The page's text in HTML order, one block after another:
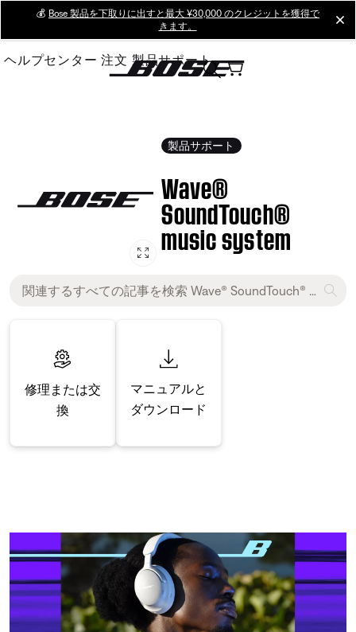
Main
💰 Bose 製品を下取りに出すと最大 ¥30,000 のクレジットを獲得で
きます。
ヘルプセンター 注文 製品サポート
製品サポート
Wave®
SoundTouch®
music system
修理または交
換
マニュアルと
ダウンロード